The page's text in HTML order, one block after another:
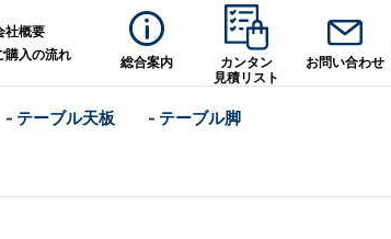
社概要
購入の流れ
総合案内
カンタン
見積リスト
お問い合わせ
- テーブル天板 - テーブル脚